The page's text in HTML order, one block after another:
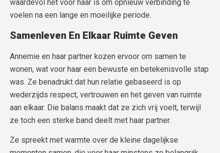
waardevol het voor haar is om opnieuw verbinding te
voelen na een lange en moeilijke periode.
Samenleven En Elkaar Ruimte Geven
Annemie en haar partner kozen ervoor om samen te
wonen, wat voor haar een bewuste en betekenisvolle stap
was. Ze benadrukt dat hun relatie gebaseerd is op
wederzijds respect, vertrouwen en het geven van ruimte
aan elkaar. Die balans maakt dat ze zich vrij voelt, terwijl
ze toch een sterke band deelt met haar partner.
Ze spreekt met warmte over de kleine dagelijkse